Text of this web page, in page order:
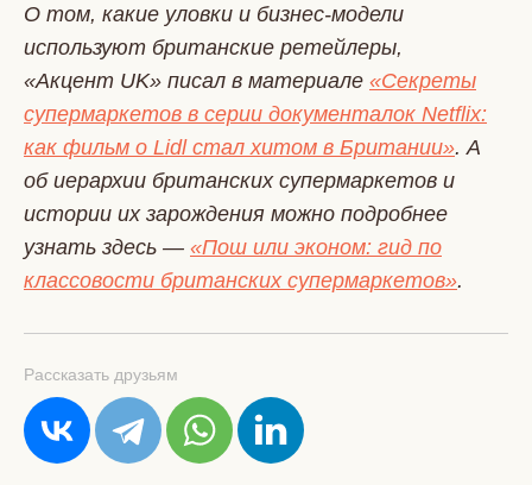
О том, какие уловки и бизнес-модели
используют британские ретейлеры,
«Акцент UK» писал в материале «Секреты
супермаркетов в серии документалок Netflix:
как фильм о Lidl стал хитом в Британии». А
об иерархии британских супермаркетов и
истории их зарождения можно подробнее
узнать здесь — «Пош или эконом: гид по
классовости британских супермаркетов».
Рассказать друзьям